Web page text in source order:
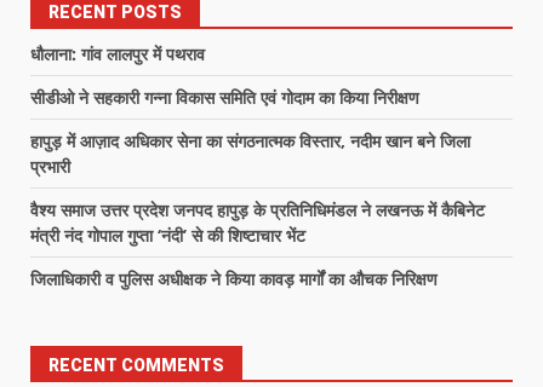
RECENT POSTS
धौलाना: गांव लालपुर में पथराव
सीडीओ ने सहकारी गन्ना विकास समिति एवं गोदाम का किया निरीक्षण
हापुड़ में आज़ाद अधिकार सेना का संगठनात्मक विस्तार, नदीम खान बने जिला
प्रभारी
वैश्य समाज उत्तर प्रदेश जनपद हापुड़ के प्रतिनिधिमंडल ने लखनऊ में कैबिनेट
मंत्री नंद गोपाल गुप्ता ‘नंदी’ से की शिष्टाचार भेंट
जिलाधिकारी व पुलिस अधीक्षक ने किया कावड़ मार्गों का औचक निरिक्षण
RECENT COMMENTS